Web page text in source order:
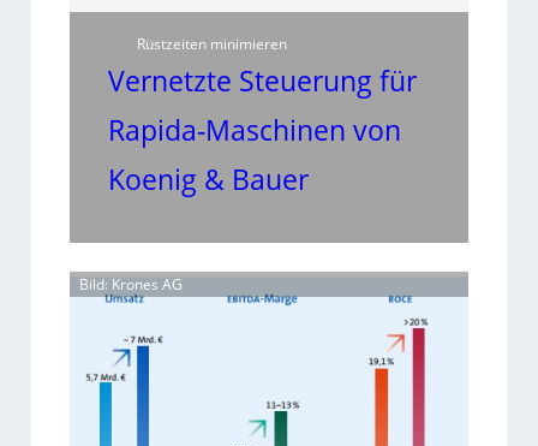
Rüstzeiten minimieren
Vernetzte Steuerung für
Rapida-Maschinen von
Koenig & Bauer
Bild: Krones AG